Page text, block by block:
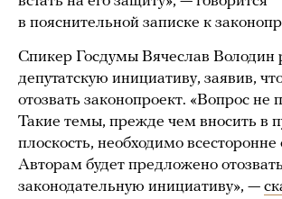
в пояснительной записке к
Спикер Госдумы Вячеслав Володин
депутатскую инициативу, заявив,
отозвать законопроект. «Вопрос не
Такие темы, прежде чем вносить в
плоскость, необходимо всесторонне
Авторам будет предложено отозвать
законодательную инициативу», —